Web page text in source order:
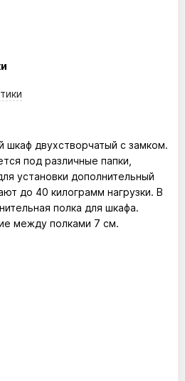
шкаф двухстворчатый с замком.
под различные папки,
установки дополнительный
до 40 килограмм нагрузки. В
полка для шкафа.
между полками 7 см.